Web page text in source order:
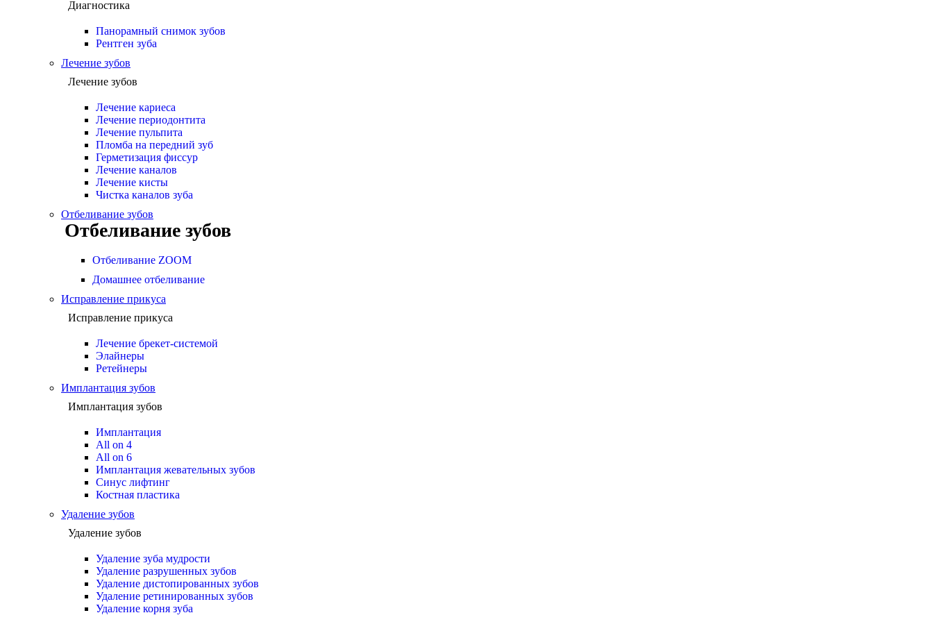
Диагностика
Панорамный снимок зубов
Рентген зуба
Лечение зубов
Лечение зубов
Лечение кариеса
Лечение периодонтита
Лечение пульпита
Пломба на передний зуб
Герметизация фиссур
Лечение каналов
Лечение кисты
Чистка каналов зуба
Отбеливание зубов
Отбеливание зубов
Отбеливание ZOOM
Домашнее отбеливание
Исправление прикуса
Исправление прикуса
Лечение брекет-системой
Элайнеры
Ретейнеры
Имплантация зубов
Имплантация зубов
Имплантация
All on 4
All on 6
Имплантация жевательных зубов
Синус лифтинг
Костная пластика
Удаление зубов
Удаление зубов
Удаление зуба мудрости
Удаление разрушенных зубов
Удаление дистопированных зубов
Удаление ретинированных зубов
Удаление корня зуба